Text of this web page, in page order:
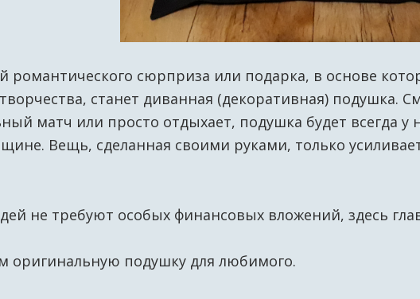
романтического сюрприза или подарка, в основе
станет диванная (декоративная) подушка.
матч или просто отдыхает, подушка будет всегда у
Вещь, сделанная своими руками, только
не требуют особых финансовых вложений, здесь
оригинальную подушку для любимого.